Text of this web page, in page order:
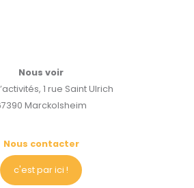
Nous voir
1 rue Saint Ulrich
Marckolsheim
Nous contacter
c'est par ici !